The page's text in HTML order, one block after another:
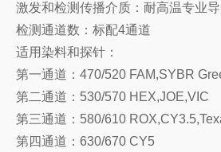
激发和检测传播介质：耐高温专业
检测通道数：标配4通道
适用染料和探针：
第一通道：470/520 FAM,SYBR
第二通道：530/570 HEX,JOE,VIC
第三通道：580/610
第四通道：630/670 CY5